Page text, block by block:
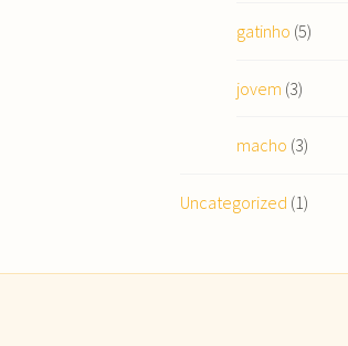
gatinho (5)
jovem (3)
macho (3)
Uncategorized (1)